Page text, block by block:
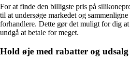
For at finde den billigste pris på
til at undersøge markedet og
forhandlere. Dette gør det muligt for dig
undgå at betale for meget.
Hold øje med rabatter og udsalg